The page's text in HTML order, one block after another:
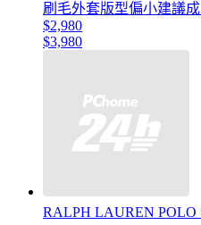
刷毛外套版型偏小建議
$2,980
$3,980
RALPH LAUREN